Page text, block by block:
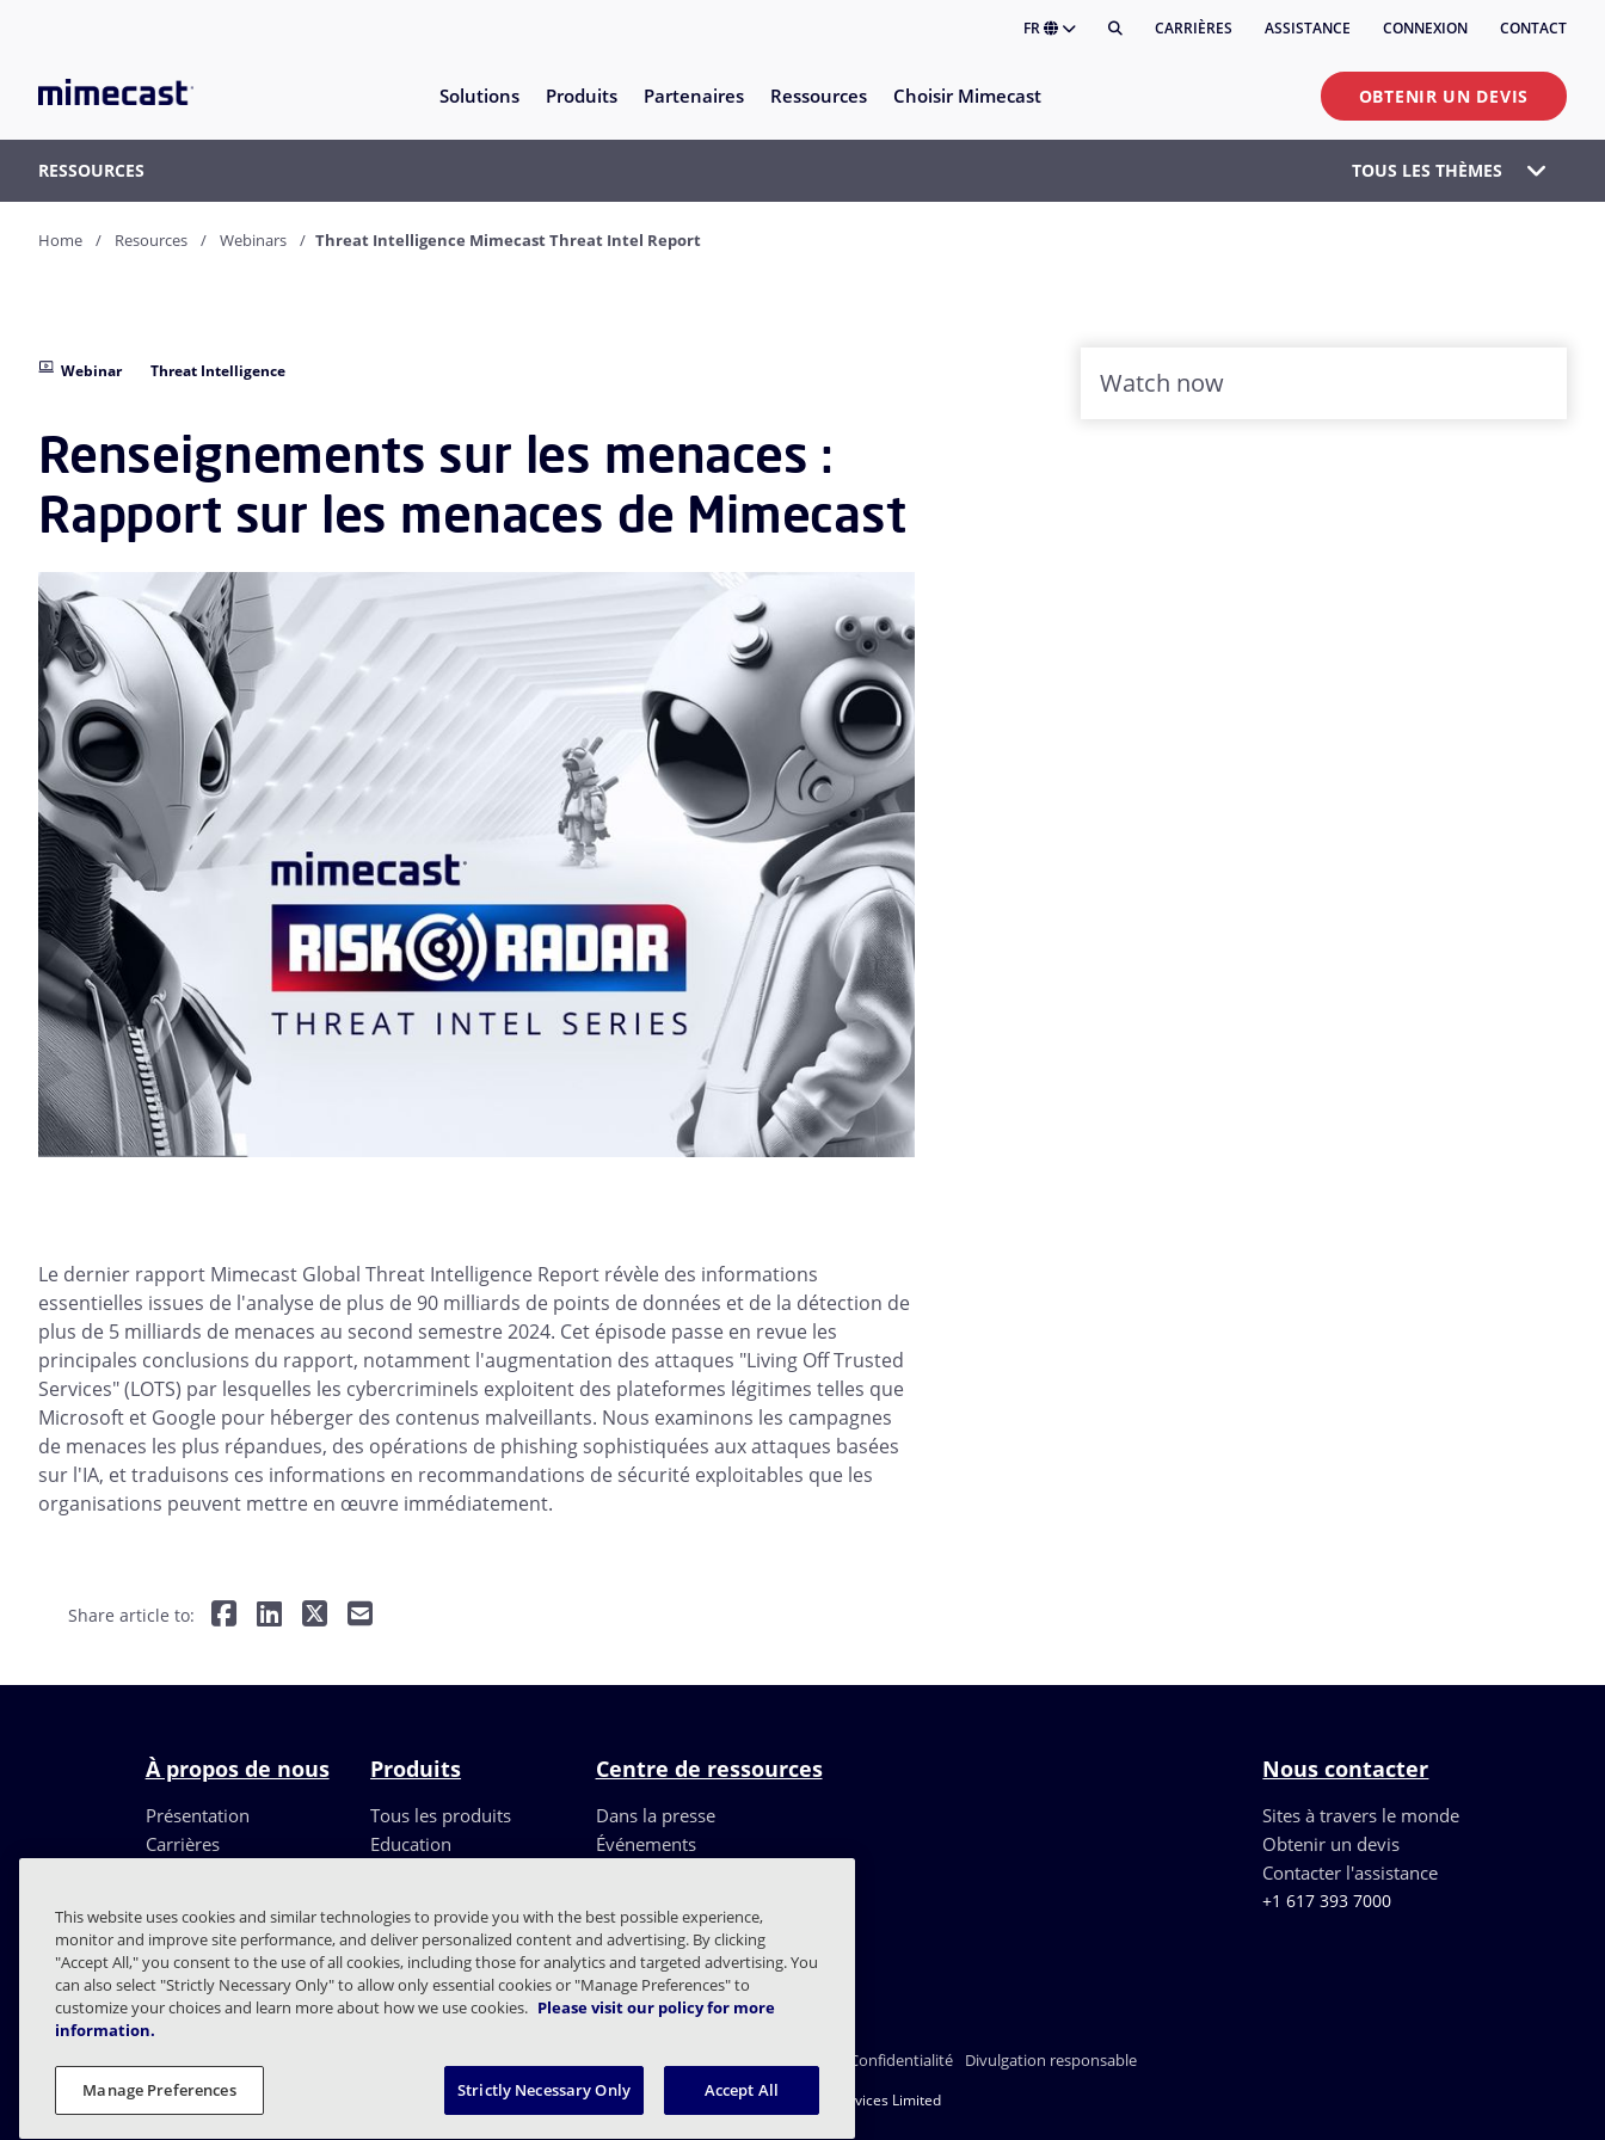
FR CARRIÈRES ASSISTANCE CONNEXION CONTACT
Solutions Produits Partenaires Ressources Choisir Mimecast OBTENIR UN DEVIS
RESSOURCES TOUS LES THÈMES
Home Resources Webinars Threat Intelligence Mimecast Threat Intel Report
Webinar Threat Intelligence
Renseignements sur les menaces :
Rapport sur les menaces de Mimecast
Le dernier rapport Mimecast Global Threat Intelligence Report révèle des informations
essentielles issues de l'analyse de plus de 90 milliards de points de données et de la détection de
plus de 5 milliards de menaces au second semestre 2024. Cet épisode passe en revue les
principales conclusions du rapport, notamment l'augmentation des attaques "Living Off Trusted
Services" (LOTS) par lesquelles les cybercriminels exploitent des plateformes légitimes telles que
Microsoft et Google pour héberger des contenus malveillants. Nous examinons les campagnes
de menaces les plus répandues, des opérations de phishing sophistiquées aux attaques basées
sur l'IA, et traduisons ces informations en recommandations de sécurité exploitables que les
organisations peuvent mettre en œuvre immédiatement.
Share article to:
Watch now
À propos de nous
Présentation
Carrières
Produits
Tous les produits
Education
Centre de ressources
Dans la presse
Événements
Blog
Centre de confiance
Nous contacter
Sites à travers le monde
Obtenir un devis
Contacter l'assistance
+1 617 393 7000
Confidentialité Divulgation responsable
© 2003 - 2026 Mimecast Services Limited
This website uses cookies and similar technologies to provide you with the best possible experience,
monitor and improve site performance, and deliver personalized content and advertising. By clicking
"Accept All," you consent to the use of all cookies, including those for analytics and targeted advertising. You
can also select "Strictly Necessary Only" to allow only essential cookies or "Manage Preferences" to
customize your choices and learn more about how we use cookies. Please visit our policy for more
information.
Manage Preferences Strictly Necessary Only Accept All